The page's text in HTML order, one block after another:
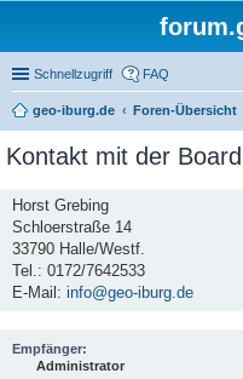
Schnellzugriff FAQ
geo-iburg.de
Foren-Übersicht
Kontakt mit der
Horst Grebing
Schloerstraße 14
33790 Halle/Westf.
Tel.: 0172/7642533
E-Mail: info@geo-iburg.de
Empfänger:
Administrator